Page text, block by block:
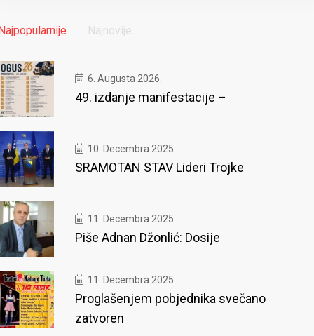
Najnovije
6. Augusta 2026.
49. izdanje manifestacije –
10. Decembra 2025.
SRAMOTAN STAV Lideri Trojke
11. Decembra 2025.
Piše Adnan Džonlić: Dosije
11. Decembra 2025.
Proglašenjem pobjednika svečano
zatvoren